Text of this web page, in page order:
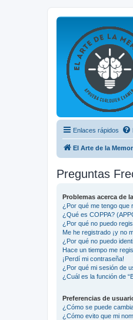
Enlaces rápidos
El Arte de la
Preguntas
Problemas acerca de
¿Por qué me tengo que
¿Qué es COPPA?
¿Por qué no puedo
Me he registrado ¡y no
¿Por qué no puedo
Hace un tiempo me
¡Perdí mi contraseña!
¿Por qué mi sesión de
¿Cuál es la función de
Preferencias de
¿Cómo se puede
¿Cómo evito que mi